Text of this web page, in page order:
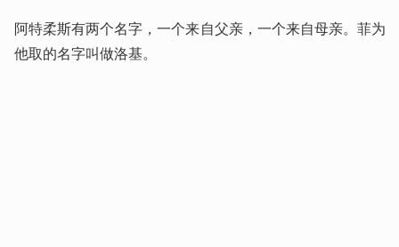
阿特柔斯有两个名字，一个来自父亲，一个来自母亲。菲为
他取的名字叫做洛基。